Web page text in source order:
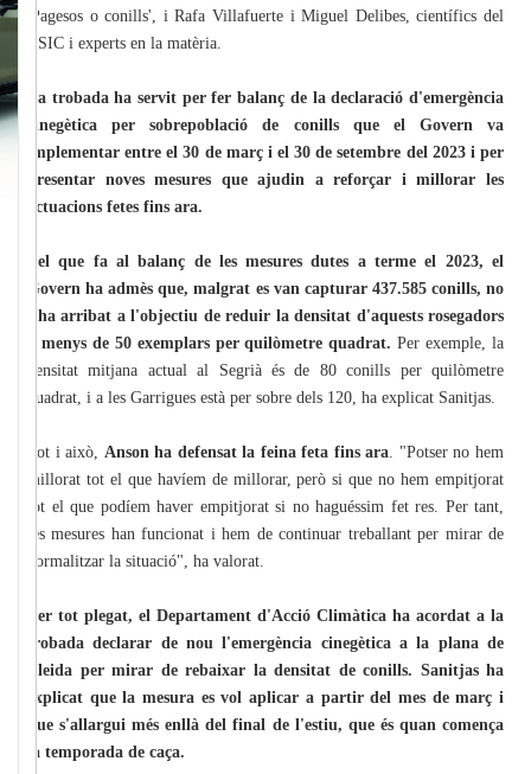
'Pagesos o conills', i Rafa Villafuerte i Miguel Delibes, científics del
CSIC i experts en la matèria.
La trobada ha servit per fer balanç de la declaració d'emergència
cinegètica per sobrepoblació de conills que el Govern va
implementar entre el 30 de març i el 30 de setembre del 2023 i per
presentar noves mesures que ajudin a reforçar i millorar les
actuacions fetes fins ara.
Pel que fa al balanç de les mesures dutes a terme el 2023, el
Govern ha admès que, malgrat es van capturar 437.585 conills, no
s'ha arribat a l'objectiu de reduir la densitat d'aquests rosegadors
a menys de 50 exemplars per quilòmetre quadrat. Per exemple, la
densitat mitjana actual al Segrià és de 80 conills per quilòmetre
quadrat, i a les Garrigues està per sobre dels 120, ha explicat Sanitjas.
Tot i això, Anson ha defensat la feina feta fins ara . "Potser no hem
millorat tot el que havíem de millorar, però si que no hem empitjorat
tot el que podíem haver empitjorat si no haguéssim fet res. Per tant,
les mesures han funcionat i hem de continuar treballant per mirar de
normalitzar la situació", ha valorat.
Per tot plegat, el Departament d'Acció Climàtica ha acordat a la
trobada declarar de nou l'emergència cinegètica a la plana de
Lleida per mirar de rebaixar la densitat de conills. Sanitjas ha
explicat que la mesura es vol aplicar a partir del mes de març i
que s'allargui més enllà del final de l'estiu, que és quan comença
la temporada de caça.